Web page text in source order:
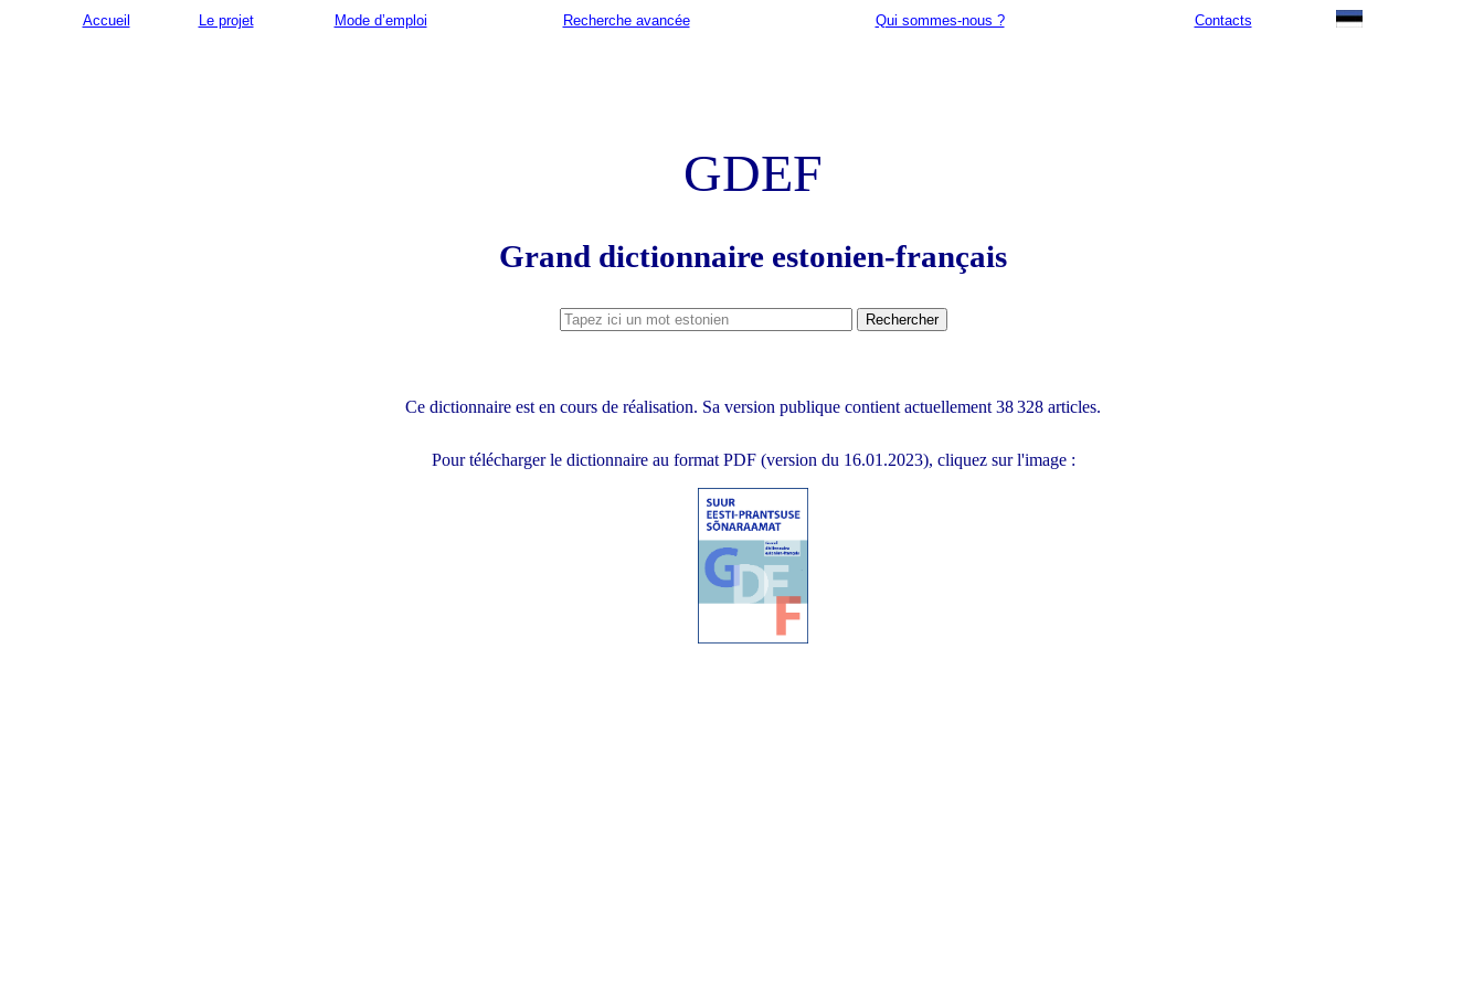
Accueil Le projet Mode d’emploi Recherche avancée Qui sommes-nous ? Contacts
GDEF
Grand dictionnaire estonien-français
Ce dictionnaire est en cours de réalisation. Sa version publique contient actuellement 38 328 articles.
Pour télécharger le dictionnaire au format PDF (version du 16.01.2023), cliquez sur l'image :